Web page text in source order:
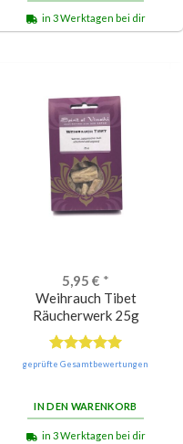
in 3 Werktagen bei dir
5,95 € *
Weihrauch Tibet
Räucherwerk 25g
Bewertet
geprüfte Gesamtbewertungen
IN DEN WARENKORB
in 3 Werktagen bei dir